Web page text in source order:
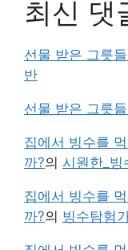
최신 댓
선물 받은 그릇
반
선물 받은 그릇
집에서 빙수를
까?의 시원한_빙
집에서 빙수를
까?의 빙수탐험